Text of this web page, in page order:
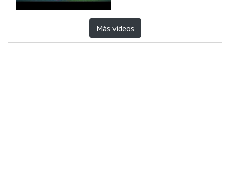
Más videos